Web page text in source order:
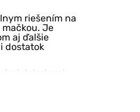
riešením na
Je
aj ďalšie
dostatok
dvierkami
počas